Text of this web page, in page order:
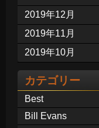
2019年12月
2019年11月
2019年10月
カテゴリー
Best
Bill Evans